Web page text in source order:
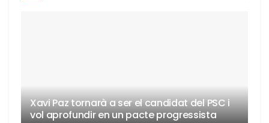
Xavi Paz tornarà a ser el candidat del PSC i
vol aprofundir en un pacte progressista